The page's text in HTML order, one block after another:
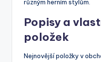
různým herním stylům.
Popisy a
položek
Nejnovější položky v